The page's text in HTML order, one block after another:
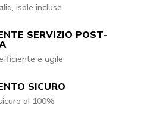
isole incluse
SERVIZIO POST-
e agile
SICURO
al 100%